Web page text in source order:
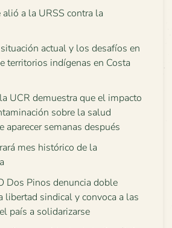
a la URSS contra la
actual y los desafíos en
territorios indígenas en Costa
UCR demuestra que el impacto
sobre la salud
aparecer semanas después
mes histórico de la
Dos Pinos denuncia doble
libertad sindical y convoca a las
país a solidarizarse